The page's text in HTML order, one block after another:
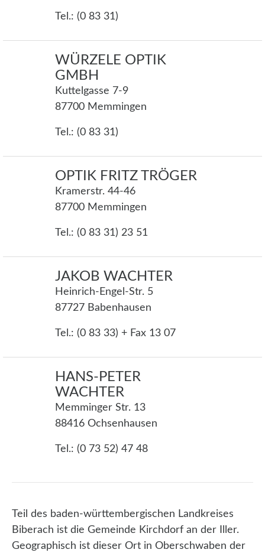
Tel.: (0 83 31)
WÜRZELE OPTIK
GMBH
Kuttelgasse 7-9
87700 Memmingen
Tel.: (0 83 31)
OPTIK FRITZ TRÖGER
Kramerstr. 44-46
87700 Memmingen
Tel.: (0 83 31) 23 51
JAKOB WACHTER
Heinrich-Engel-Str. 5
87727 Babenhausen
Tel.: (0 83 33) + Fax 13 07
HANS-PETER
WACHTER
Memminger Str. 13
88416 Ochsenhausen
Tel.: (0 73 52) 47 48
Teil des baden-württembergischen Landkreises
Biberach ist die Gemeinde Kirchdorf an der Iller.
Geographisch ist dieser Ort in Oberschwaben der